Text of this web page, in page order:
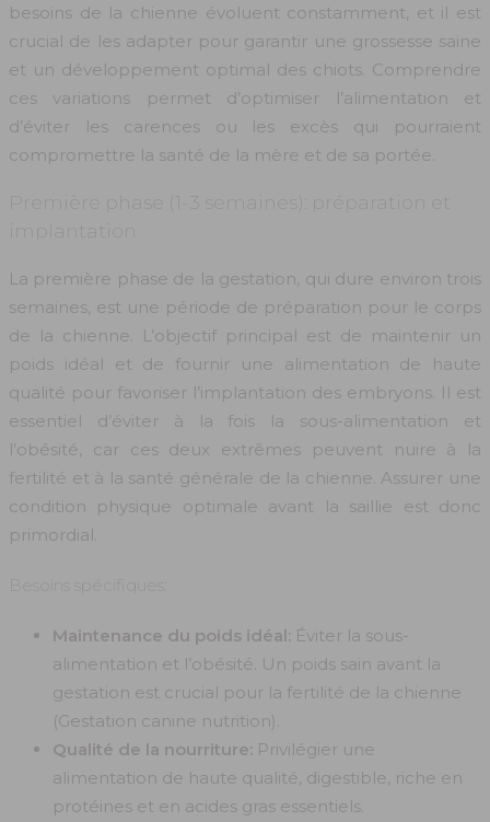
besoins de la chienne évoluent constamment, et il est
crucial de les adapter pour garantir une grossesse saine
et un développement optimal des chiots. Comprendre
ces variations permet d’optimiser l’alimentation et
d’éviter les carences ou les excès qui pourraient
compromettre la santé de la mère et de sa portée.
Première phase (1-3 semaines): préparation et
implantation
La première phase de la gestation, qui dure environ trois
semaines, est une période de préparation pour le corps
de la chienne. L’objectif principal est de maintenir un
poids idéal et de fournir une alimentation de haute
qualité pour favoriser l’implantation des embryons. Il est
essentiel d’éviter à la fois la sous-alimentation et
l’obésité, car ces deux extrêmes peuvent nuire à la
fertilité et à la santé générale de la chienne. Assurer une
condition physique optimale avant la saillie est donc
primordial.
Besoins spécifiques:
Maintenance du poids idéal: Éviter la sous-
alimentation et l’obésité. Un poids sain avant la
gestation est crucial pour la fertilité de la chienne
(Gestation canine nutrition).
Qualité de la nourriture: Privilégier une
alimentation de haute qualité, digestible, riche en
protéines et en acides gras essentiels.